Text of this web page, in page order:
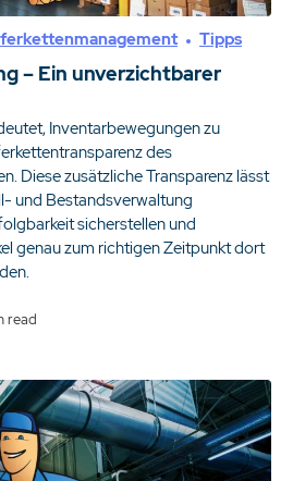
Tipps
– Ein unverzichtbarer
Inventarbewegungen zu
des
Diese zusätzliche Transparenz lässt
und Bestandsverwaltung
sicherstellen und
genau zum richtigen Zeitpunkt dort
read